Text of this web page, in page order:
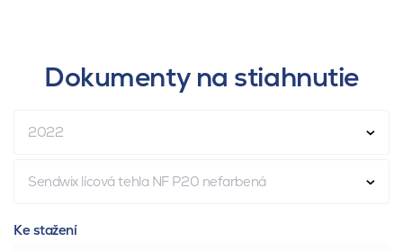
Dokumenty na stiahnutie
2022
Sendwix lícová tehla NF P20 nefarbená
Ke stažení